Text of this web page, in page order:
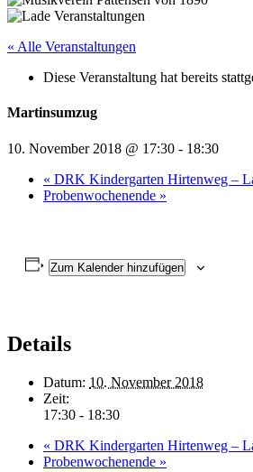
« Alle Veranstaltungen
Diese Veranstaltung hat bereits
Martinsumzug
10. November 2018 @ 17:30 - 18:30
« DRK Kindergarten Hirtenweg –
Probenwochenende »
Zum Kalender hinzufügen
Details
Datum: 10. November 2018
Zeit:
17:30 - 18:30
« DRK Kindergarten Hirtenweg –
Probenwochenende »